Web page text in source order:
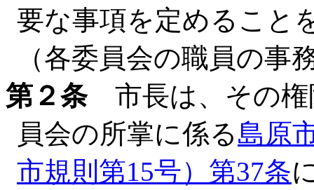
要な事項を定めること
（各委員会の職員の事
第２条市長は、その権
員会の所掌に係る島原
市規則第15号）第37条